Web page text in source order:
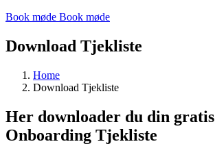
Book møde Book møde
Download Tjekliste
Home
Download Tjekliste
Her downloader du din gratis
Onboarding Tjekliste